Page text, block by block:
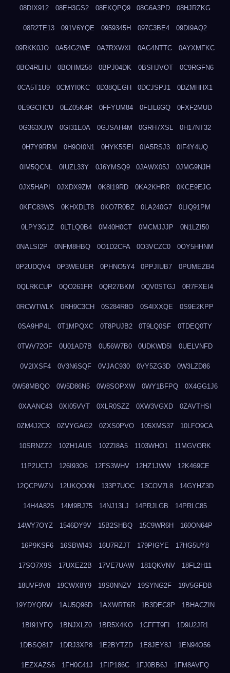
08DIX912 08EH3GS2 08EKQPQ9 08G6A3PD 08HJRZKG
08R2TE13 091V6YQE 0959345H 097C3BE4 09DI9AQ2
09RKK0JO 0A54G2WE 0A7RXWXI 0AG4NTTC 0AYXMFKC
0BO4RLHU 0BOHM258 0BPJ04DK 0BSHJVOT 0C9RGFN6
0CA5T1U9 0CMYI0KC 0D38QEGH 0DCJSPJ1 0DZMHHX1
0E9GCHCU 0EZ05K4R 0FFYUM84 0FLIL6GQ 0FXF2MUD
0G363XJW 0GI31E0A 0GJSAH4M 0GRH7XSL 0H17NT32
0H7Y9RRM 0H9OI0N1 0HYK5SEI 0IA5RSJ3 0IF4Y4UQ
0IM5QCNL 0IUZL33Y 0J6YMSQ9 0JAWX05J 0JMG9NJH
0JX5HAPI 0JXDX9ZM 0K8I19RD 0KA2KHRR 0KCE9EJG
0KFC83WS 0KHXDLT8 0KO7R0BZ 0LA240G7 0LIQ91PM
0LPY3G1Z 0LTLQ0B4 0M40H0CT 0MCMJJJP 0N1LZI50
0NALSI2P 0NFM8HBQ 0O1D2CFA 0O3VCZC0 0OY5HHNM
0P2UDQV4 0P3WEUER 0PHNO5Y4 0PPJIUB7 0PUMEZB4
0QLRKCUP 0QO261FR 0QR27BKM 0QV0STGJ 0R7FXEI4
0RCWTWLK 0RH9C3CH 0S284R8O 0S4IXXQE 0S9E2KPP
0SA9HP4L 0T1MPQXC 0T8PUJB2 0T9LQ0SF 0TDEQ0TY
0TWV72OF 0U01AD7B 0U56W7B0 0UDKWD5I 0UELVNFD
0V2IXSF4 0V3N6SQF 0VJAC930 0VY5ZG3D 0W3LZD86
0W58MBQO 0W5D86N5 0W8SOPXW 0WY1BFPQ 0X4GG1J6
0XAANC43 0XI05VVT 0XLR0SZZ 0XW3VGXD 0ZAVTHSI
0ZM4J2CX 0ZVYGAG2 0ZXS0PVO 105XMS37 10LFO9CA
10SRNZZ2 10ZH1AUS 10ZZI8A5 1103WHO1 11MGVORK
11P2UCTJ 126I93O6 12FS3WHV 12HZ1JWW 12K469CE
12QCPWZN 12UKQO0N 133P7UOC 13COV7L8 14GYHZ3D
14H4A825 14M9BJ75 14NJ13LJ 14PRJLGB 14PRLC85
14WY7OYZ 1546DY9V 15B2SHBQ 15C9WR6H 160ON64P
16P9KSF6 16SBWI43 16U7RZJT 179PIGYE 17HG5UY8
17SO7X9S 17UXEZ2B 17VE7UAW 181QKVNV 18FL2H11
18UVF9V8 19CWX8Y9 19S0NNZV 19SYNG2F 19V5GFDB
19YDYQRW 1AU5Q96D 1AXWRT6R 1B3DEC8P 1BHACZIN
1BI91YFQ 1BNJXLZ0 1BR5X4KO 1CFFT9FI 1D9U2JR1
1DBSQ817 1DRJ3XP8 1E2BYTZD 1E8JEY8J 1EN94O56
1EZXAZS6 1FH0C41J 1FIP186C 1FJ0BB6J 1FM8AVFQ